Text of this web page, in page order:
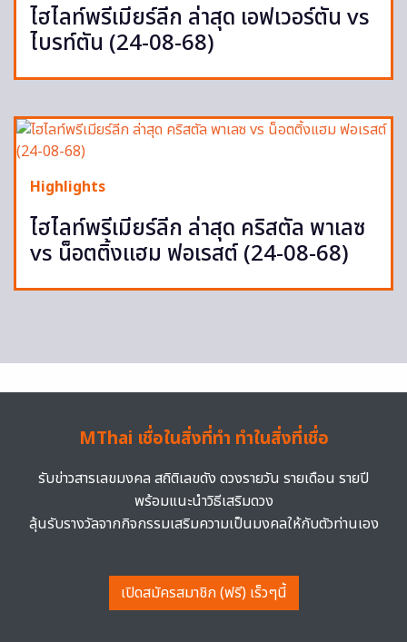
ไฮไลท์พรีเมียร์ลีก ล่าสุด เอฟเวอร์ตัน vs
ไบรท์ตัน (24-08-68)
Highlights
ไฮไลท์พรีเมียร์ลีก ล่าสุด คริสตัล พาเลซ
vs น็อตติ้งแฮม ฟอเรสต์ (24-08-68)
MThai เชื่อในสิ่งที่ทำ ทำในสิ่งที่เชื่อ
รับข่าวสารเลขมงคล สถิติเลขดัง ดวงรายวัน รายเดือน รายปี
พร้อมแนะนำวิธีเสริมดวง
ลุ้นรับรางวัลจากกิจกรรมเสริมความเป็นมงคลให้กับตัวท่านเอง
เปิดสมัครสมาชิก (ฟรี) เร็วๆนี้